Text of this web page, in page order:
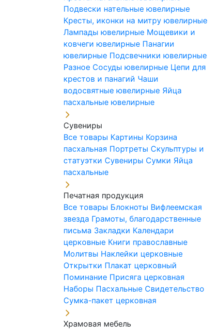
Подвески нательные ювелирные
Кресты, иконки на митру ювелирные
Лампады ювелирные Мощевики и
ковчеги ювелирные Панагии
ювелирные Подсвечники ювелирные
Разное Сосуды ювелирные Цепи для
крестов и панагий Чаши
водосвятные ювелирные Яйца
пасхальные ювелирные
Сувениры
Все товары Картины Корзина
пасхальная Портреты Скульптуры и
статуэтки Сувениры Сумки Яйца
пасхальные
Печатная продукция
Все товары Блокноты Вифлеемская
звезда Грамоты, благодарственные
письма Закладки Календари
церковные Книги православные
Молитвы Наклейки церковные
Открытки Плакат церковный
Поминание Присяга церковная
Наборы Пасхальные Свидетельство
Сумка-пакет церковная
Храмовая мебель